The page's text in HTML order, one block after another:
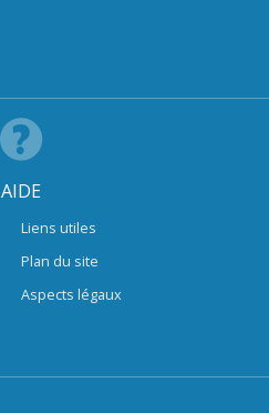
AIDE
Liens utiles
Plan du site
Aspects légaux